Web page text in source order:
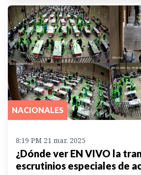
NACIONALES
8:19 PM 21 mar. 2025
¿Dónde ver EN VIVO la
escrutinios especiales de